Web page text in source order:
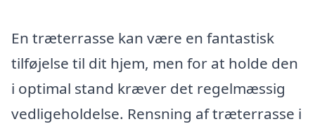
En træterrasse kan være en fantastisk
tilføjelse til dit hjem, men for at holde den
i optimal stand kræver det regelmæssig
vedligeholdelse. Rensning af træterrasse i